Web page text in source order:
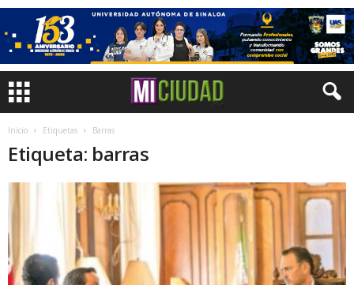
Inicio Etiquetas Barras
Etiqueta: barras